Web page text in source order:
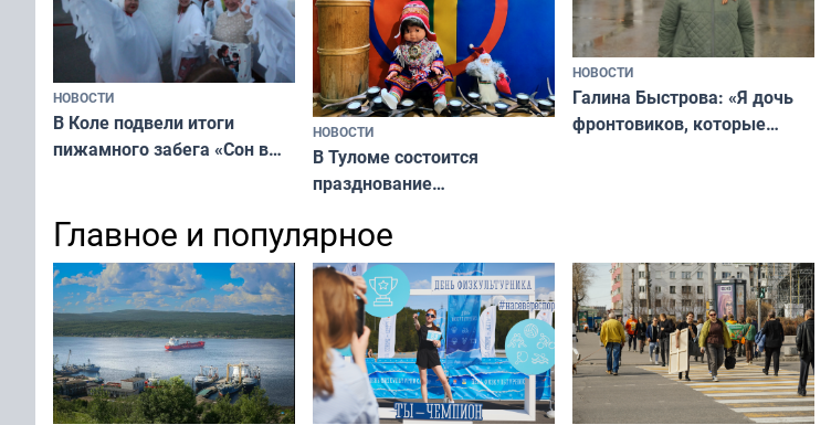
НОВОСТИ
В Коле подвели итоги
пижамного забега «Сон в
НОВОСТИ
В Туломе состоится
празднование
коренных народов мира
НОВОСТИ
Галина Быстрова: «Я дочь
фронтовиков, которые
Главное и популярное